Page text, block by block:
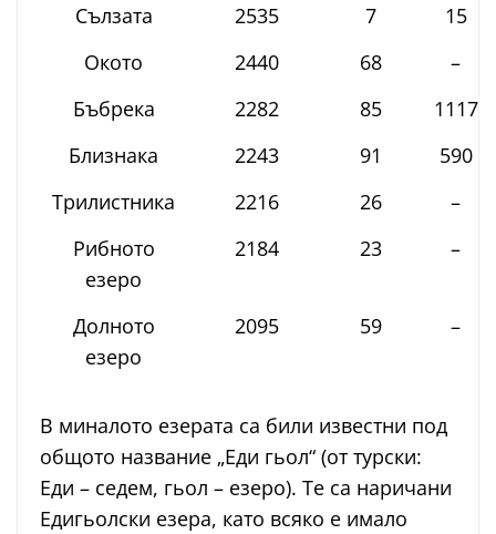
Сълзата
2535 7
15
Окото
2440 68
–
Бъбрека
2282 85
1117
Близнака
2243 91
590
Трилистника
2216 26
–
Рибното
езеро
2184 23 –
Долното
езеро
2095 59 –
В миналото езерата са били известни под
общото название „Еди гьол“ (от турски:
Еди – седем, гьол – езеро). Те са наричани
Едигьолски езера, като всяко е имало